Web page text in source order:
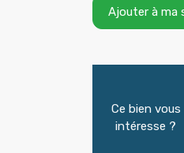
Ajouter à ma
Ce bien vous
intéresse ?